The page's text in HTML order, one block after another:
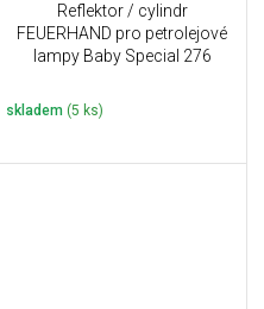
Reflektor / cylindr
FEUERHAND pro petrolejové
lampy Baby Special 276
skladem (5 ks)